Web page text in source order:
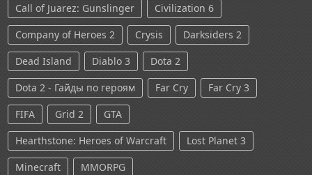
Call of Juarez: Gunslinger
Civilization 6
Company of Heroes 2
Crysis
Darksiders 2
Dead Island
Diablo 3
Dota 2
Dota 2 - Гайды по героям
Far Cry
Far Cry 3
FIFA
Grid 2
GTA
Hearthstone: Heroes of Warcraft
Lost Planet 3
Minecraft
MMORPG